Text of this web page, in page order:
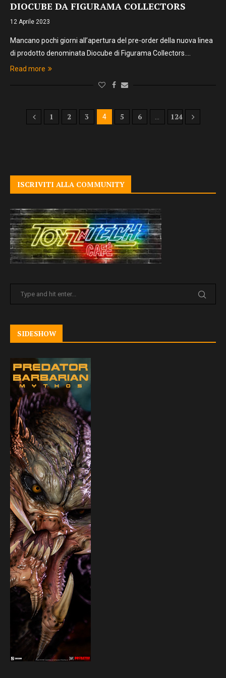
DIOCUBE DA FIGURAMA COLLECTORS
12 Aprile 2023
Mancano pochi giorni all’apertura del pre-order della nuova linea
di prodotto denominata Diocube di Figurama Collectors.…
Read more
1 2 3 4 5 6 124
ISCRIVITI ALLA COMMUNITY
SIDESHOW